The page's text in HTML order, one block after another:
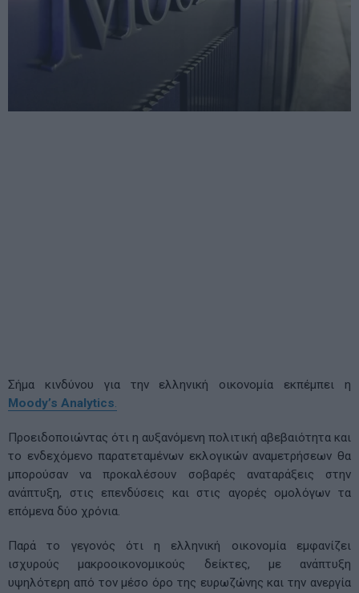
Σήμα κινδύνου για την ελληνική οικονομία εκπέμπει η
Moody’s Analytics.
Προειδοποιώντας ότι η αυξανόμενη πολιτική αβεβαιότητα και
το ενδεχόμενο παρατεταμένων εκλογικών αναμετρήσεων θα
μπορούσαν να προκαλέσουν σοβαρές αναταράξεις στην
ανάπτυξη, στις επενδύσεις και στις αγορές ομολόγων τα
επόμενα δύο χρόνια.
Παρά το γεγονός ότι η ελληνική οικονομία εμφανίζει
ισχυρούς μακροοικονομικούς δείκτες, με ανάπτυξη
υψηλότερη από τον μέσο όρο της ευρωζώνης και την ανεργία